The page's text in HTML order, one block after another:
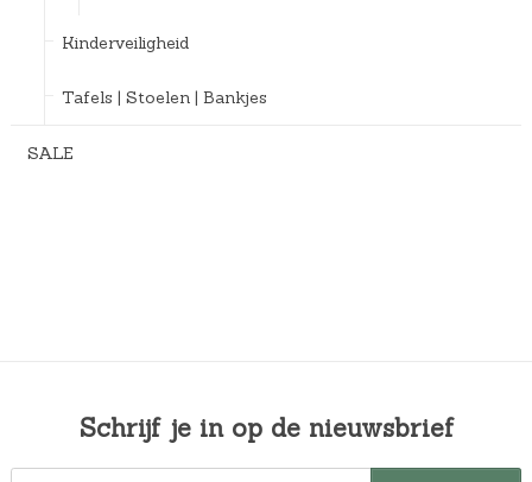
Kinderveiligheid
Tafels | Stoelen | Bankjes
SALE
Schrijf je in op de nieuwsbrief